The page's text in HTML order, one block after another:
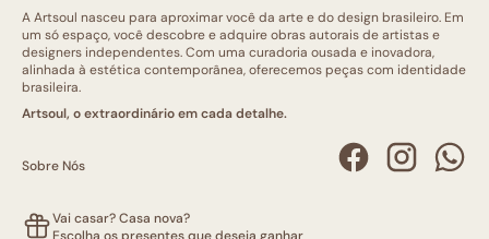
A Artsoul nasceu para aproximar você da arte e do design brasileiro. Em
um só espaço, você descobre e adquire obras autorais de artistas e
designers independentes. Com uma curadoria ousada e inovadora,
alinhada à estética contemporânea, oferecemos peças com identidade
brasileira.
Artsoul, o extraordinário em cada detalhe.
Sobre Nós
Vai casar? Casa nova?